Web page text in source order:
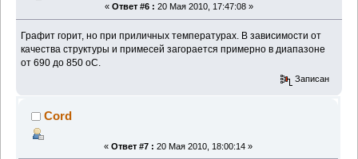
« Ответ #6 : 20 Мая 2010, 17:47:08 »
Графит горит, но при приличных температурах. В зависимости от
качества структуры и примесей загорается примерно в диапазоне
от 690 до 850 оС.
Записан
Cord
« Ответ #7 : 20 Мая 2010, 18:00:14 »